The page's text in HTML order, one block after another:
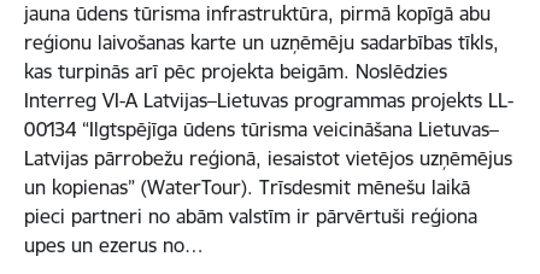
jauna ūdens tūrisma infrastruktūra, pirmā kopīgā abu
reģionu laivošanas karte un uzņēmēju sadarbības tīkls,
kas turpinās arī pēc projekta beigām. Noslēdzies
Interreg VI-A Latvijas–Lietuvas programmas projekts LL-
00134 “Ilgtspējīga ūdens tūrisma veicināšana Lietuvas–
Latvijas pārrobežu reģionā, iesaistot vietējos uzņēmējus
un kopienas” (WaterTour). Trīsdesmit mēnešu laikā
pieci partneri no abām valstīm ir pārvērtuši reģiona
upes un ezerus no…